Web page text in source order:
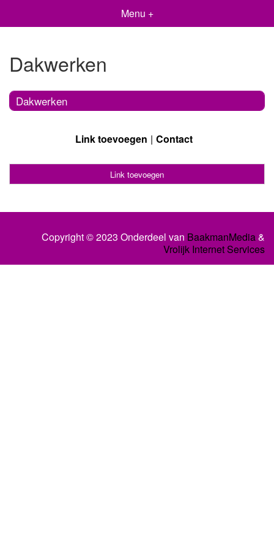
Menu +
Dakwerken
Dakwerken
Link toevoegen Contact
Link toevoegen
Copyright © 2023 Onderdeel van BaakmanMedia&
Vrolijk Internet Services